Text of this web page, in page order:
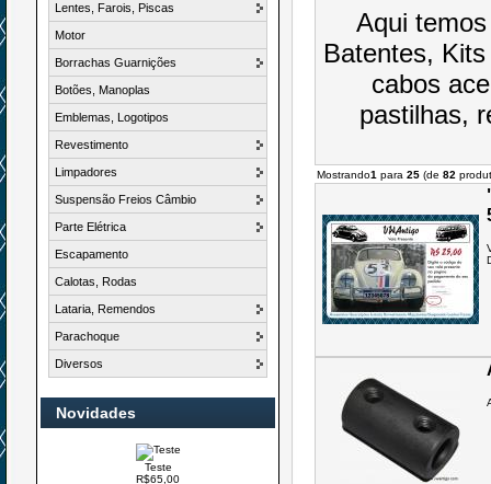
Lentes, Farois, Piscas
Motor
Borrachas Guarnições
Botões, Manoplas
Emblemas, Logotipos
Revestimento
Limpadores
Suspensão Freios Câmbio
Parte Elétrica
Escapamento
Calotas, Rodas
Lataria, Remendos
Parachoque
Diversos
Novidades
Teste
R$65,00
Aqui
Batentes,
cabos
pastilhas,
Mostrando1 para 25 (de 82